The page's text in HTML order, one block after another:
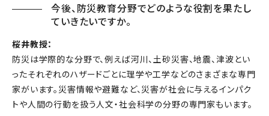
今後、防災教育分野でどのような役割を果たし
ていきたいですか。
桜井教授：
防災は学際的な分野で、例えば河川、土砂災害、地震、津波とい
ったそれぞれのハザードごとに理学や工学などのさまざまな専門
家がいます。災害情報や避難など、災害が社会に与えるインパク
トや人間の行動を扱う人文・社会科学の分野の専門家もいます。